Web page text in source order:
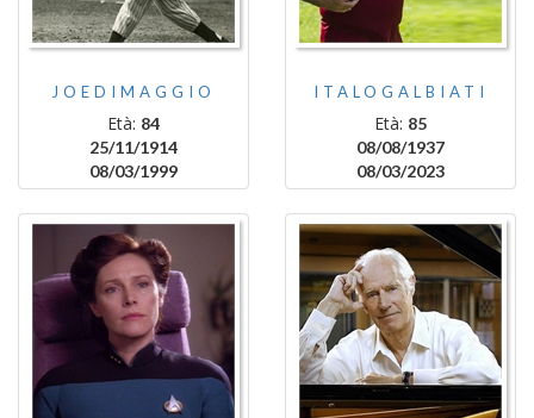
JOEDIMAGGIO
Età: 84
25/11/1914
08/03/1999
ITALOGALBIATI
Età: 85
08/08/1937
08/03/2023